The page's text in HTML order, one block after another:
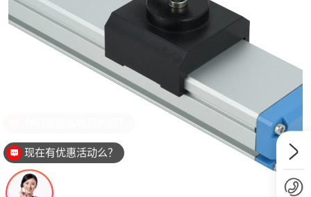
现在有优惠活动么？